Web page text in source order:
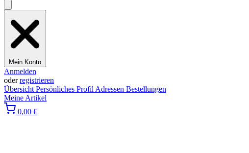
Mein Konto
Anmelden
oderregistrieren
Übersicht Persönliches Profil Adressen Bestellungen
Meine Artikel
0,00 €